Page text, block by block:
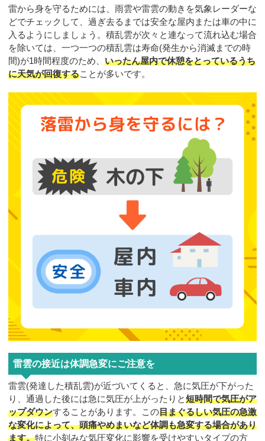
雷から身を守るためには、雨雲や雷雲の動きを気象レーダーな
どでチェックして、過ぎ去るまでは安全な屋内または車の中に
入るようにしましょう。積乱雲が次々と連なって流れ込む場合
を除いては、一つ一つの積乱雲は寿命(発生から消滅までの時
間)が1時間程度のため、 いったん屋内で休憩をとっているうち
に天気が回復することが多いです。
雷雲の接近は体調急変にご注意を
雷雲(発達した積乱雲)が近づいてくると、急に気圧が下がった
り、通過した後には急に気圧が上がったりと短時間で気圧がア
ップダウンすることがあります。この目まぐるしい気圧の急激
な変化によって、頭痛やめまいなど体調も急変する場合があり
ます。特に小刻みな気圧変化に影響を受けやすいタイプの方